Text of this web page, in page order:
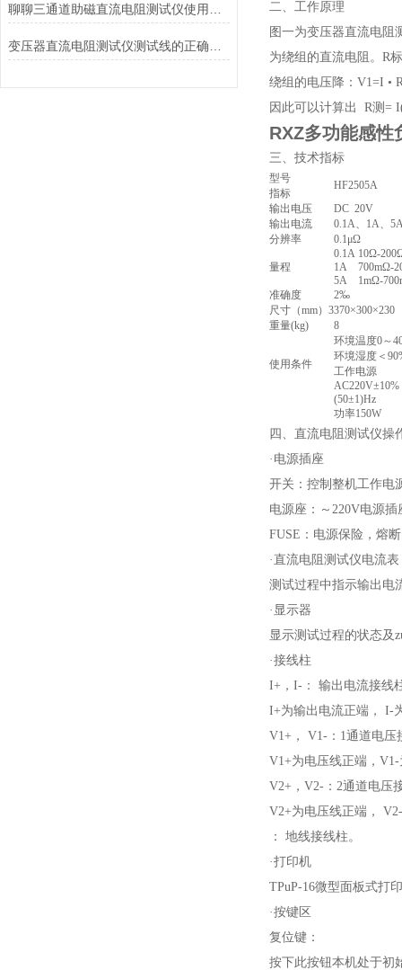
二、工作原理
图一为变压器直流电阻
为绕组的直流电阻。R
绕组的电压降：V1=I
因此可以计算出 R测=
RXZ多功能感性
三、技术指标
型号
指标
HF2505A
输出电压
DC 20V
输出电流
0.1A、1A、
分辨率
0.1μΩ
量程
0.1A 10Ω-
1A
700mΩ-
5A
1mΩ-
准确度
2‰
尺寸（mm）3370×300×230
重量(kg)
8
使用条件
环境温度0～
环境湿度＜
工作电源
AC220V±10%
(50±1)Hz
功率150W
四、直流电阻测试仪操
·电源插座
开关：控制整机工作电
电源座：～220V电源插
FUSE：电源保险，熔
·直流电阻测试仪电流表
测试过程中指示输出电
·显示器
显示测试过程的状态及
·接线柱
I+，I-： 输出电流接线
I+为输出电流正端， I-
V1+， V1-：1通道电压
V1+为电压线正端，
V2+，V2-：2通道电压
V2+为电压线正端，
： 地线接线柱。
·打印机
TPuP-16微型面板式打
·按键区
复位键：
按下此按钮本机处于初